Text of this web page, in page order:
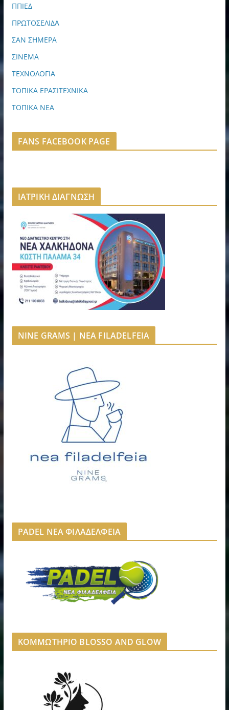
ΠΠΙΕΔ
ΠΡΩΤΟΣΕΛΙΔΑ
ΣΑΝ ΣΗΜΕΡΑ
ΣΙΝΕΜΑ
ΤΕΧΝΟΛΟΓΙΑ
ΤΟΠΙΚΑ ΕΡΑΣΙΤΕΧΝΙΚΑ
ΤΟΠΙΚΑ ΝΕΑ
FANS FACEBOOK PAGE
ΙΑΤΡΙΚΗ ΔΙΑΓΝΩΣΗ
NINE GRAMS | NEA FILADELFEIA
PADEL ΝΕΑ ΦΙΛΑΔΕΛΦΕΙΑ
ΚΟΜΜΩΤΗΡΙΟ BLOSSO AND GLOW